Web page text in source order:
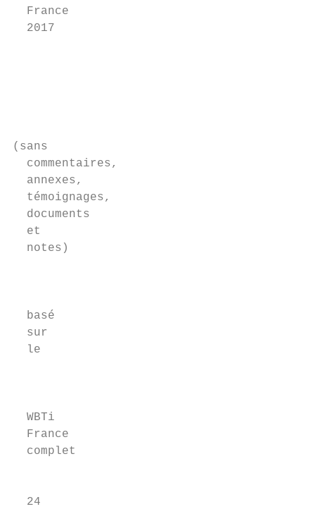
France
2017
(sans
commentaires,
annexes,
témoignages,
documents
et
notes)
basé
sur
le
WBTi
France
complet
24